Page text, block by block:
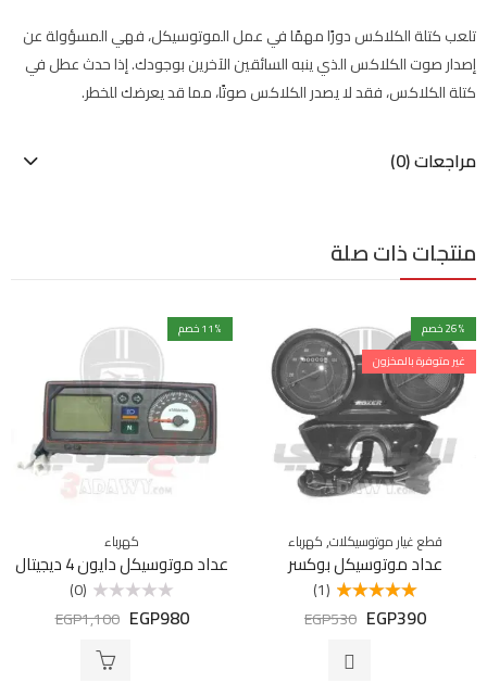
تلعب كتلة الكلاكس دورًا مهمًا في عمل الموتوسيكل، فهي المسؤولة عن
إصدار صوت الكلاكس الذي ينبه السائقين الآخرين بوجودك. إذا حدث عطل في
كتلة الكلاكس، فقد لا يصدر الكلاكس صوتًا، مما قد يعرضك للخطر.
مراجعات (0)
منتجات ذات صلة
26% خصم
غير متوفرة بالمخزون
قطع غيار موتوسيكلات,كهرباء
عداد موتوسيكل بوكسر
5.00من 5
(1)
EGP390
EGP530
11% خصم
كهرباء
عداد موتوسيكل دايون 4 ديجيتال
التقييم
(0)
EGP980
EGP1,100